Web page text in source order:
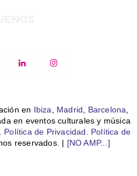
en Ibiza Madrid Barcelona
en eventos culturales y música
Política de Privacidad.
Política de
reservados. | [NO AMP...]